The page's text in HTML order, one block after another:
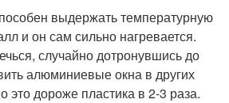
выдержать температурную
и он сам сильно нагревается.
случайно дотронувшись до
алюминиевые окна в других
это дороже пластика в 2-3 раза.